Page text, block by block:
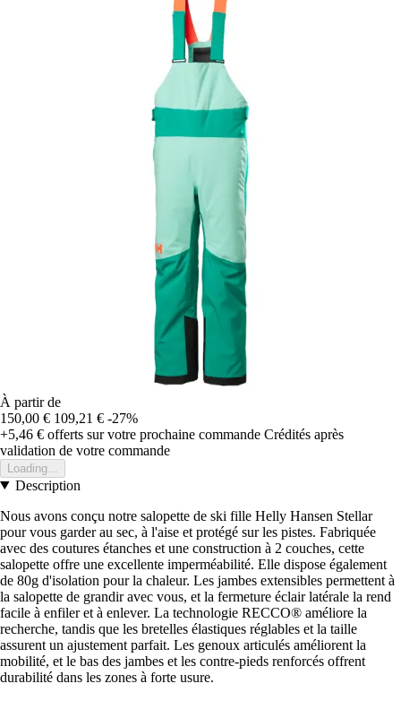
À partir de
150,00 € 109,21 € -27%
+5,46 € offerts sur votre prochaine commande Crédités après
validation de votre commande
Loading...
Description
Nous avons conçu notre salopette de ski fille Helly Hansen Stellar
pour vous garder au sec, à l'aise et protégé sur les pistes. Fabriquée
avec des coutures étanches et une construction à 2 couches, cette
salopette offre une excellente imperméabilité. Elle dispose également
de 80g d'isolation pour la chaleur. Les jambes extensibles permettent à
la salopette de grandir avec vous, et la fermeture éclair latérale la rend
facile à enfiler et à enlever. La technologie RECCO® améliore la
recherche, tandis que les bretelles élastiques réglables et la taille
assurent un ajustement parfait. Les genoux articulés améliorent la
mobilité, et le bas des jambes et les contre-pieds renforcés offrent
durabilité dans les zones à forte usure.